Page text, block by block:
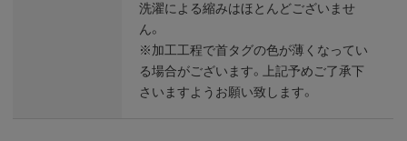
洗濯による縮みはほとんどございませ
ん。
※加工工程で首タグの色が薄くなってい
る場合がございます。上記予めご了承下
さいますようお願い致します。